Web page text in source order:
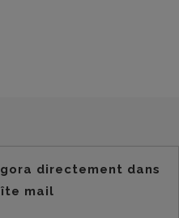
directement dans
mail